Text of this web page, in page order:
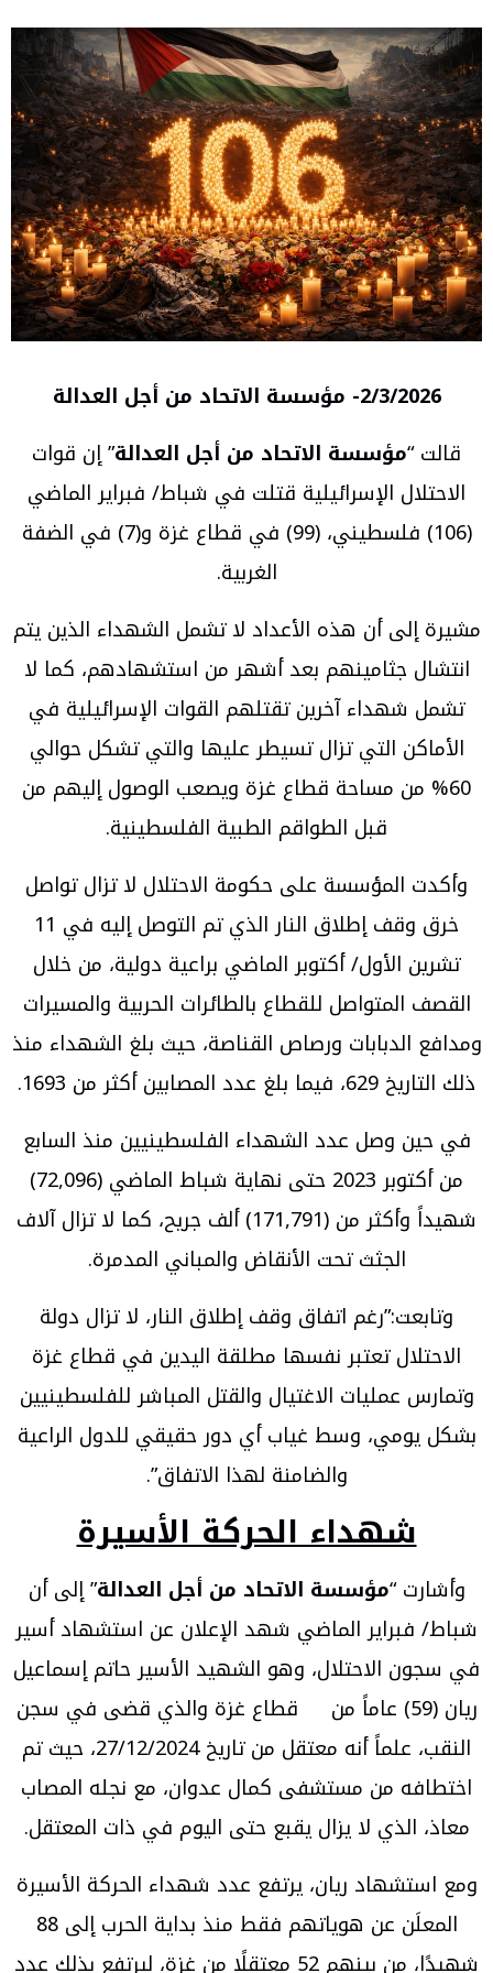
2/3/2026-
مؤسسة الاتحاد من أجل العدالة
قالت “مؤسسة الاتحاد من أجل العدالة” إن قوات
الاحتلال الإسرائيلية قتلت في شباط/ فبراير الماضي
(106) فلسطيني، (99) في قطاع غزة و(7) في الضفة
الغربية.
مشيرة إلى أن هذه الأعداد لا تشمل الشهداء الذين يتم
انتشال جثامينهم بعد أشهر من استشهادهم، كما لا
تشمل شهداء آخرين تقتلهم القوات الإسرائيلية في
الأماكن التي تزال تسيطر عليها والتي تشكل حوالي
60% من مساحة قطاع غزة ويصعب الوصول إليهم من
قبل الطواقم الطبية الفلسطينية.
وأكدت المؤسسة على حكومة الاحتلال لا تزال تواصل
خرق وقف إطلاق النار الذي تم التوصل إليه في 11
تشرين الأول/ أكتوبر الماضي براعية دولية، من خلال
القصف المتواصل للقطاع بالطائرات الحربية والمسيرات
ومدافع الدبابات ورصاص القناصة، حيث بلغ الشهداء منذ
ذلك التاريخ 629، فيما بلغ عدد المصابين أكثر من 1693.
في حين وصل عدد الشهداء الفلسطينيين منذ السابع
من أكتوبر 2023 حتى نهاية شباط الماضي (72,096)
شهيداً وأكثر من (171,791) ألف جريح، كما لا تزال آلاف
الجثث تحت الأنقاض والمباني المدمرة.
وتابعت:”رغم اتفاق وقف إطلاق النار، لا تزال دولة
الاحتلال تعتبر نفسها مطلقة اليدين في قطاع غزة
وتمارس عمليات الاغتيال والقتل المباشر للفلسطينيين
بشكل يومي، وسط غياب أي دور حقيقي للدول الراعية
والضامنة لهذا الاتفاق”.
شهداء الحركة الأسيرة
وأشارت “مؤسسة الاتحاد من أجل العدالة” إلى أن
شباط/ فبراير الماضي شهد الإعلان عن استشهاد أسير
في سجون الاحتلال، وهو الشهيد الأسير حاتم إسماعيل
ريان (59) عاماً من قطاع غزة والذي قضى في سجن
النقب، علماً أنه معتقل من تاريخ 27/12/2024، حيث تم
اختطافه من مستشفى كمال عدوان، مع نجله المصاب
معاذ، الذي لا يزال يقبع حتى اليوم في ذات المعتقل.
ومع استشهاد ريان، يرتفع عدد شهداء الحركة الأسيرة
المعلَن عن هوياتهم فقط منذ بداية الحرب إلى 88
شهيدًا، من بينهم 52 معتقلًا من غزة، ليرتفع بذلك عدد